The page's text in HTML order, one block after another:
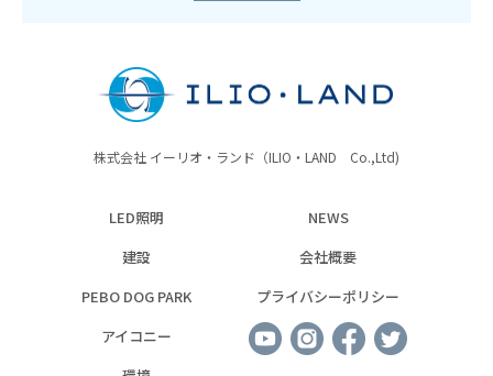
株式会社 イーリオ・ランド（ILIO・LAND Co.,Ltd)
LED照明
建設
PEBO DOG PARK
アイコニー
NEWS
会社概要
プライバシーポリシー